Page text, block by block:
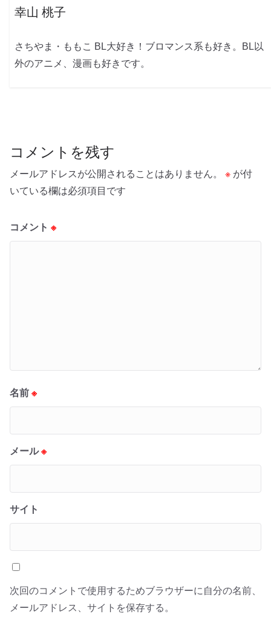
幸山 桃子
さちやま・ももこ BL大好き！ブロマンス系も好き。BL以
外のアニメ、漫画も好きです。
コメントを残す
メールアドレスが公開されることはありません。 ※ が付
いている欄は必須項目です
コメント ※
名前 ※
メール※
サイト
次回のコメントで使用するためブラウザーに自分の名前、
メールアドレス、サイトを保存する。